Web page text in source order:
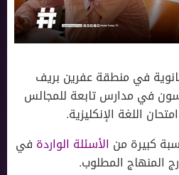
في منطقة عفرين بريف
في مدارس تابعة للمجالس
اللغة الإنكليزية.
كبيرة من الأسئلة الواردة في
المنهاج المطلوب.